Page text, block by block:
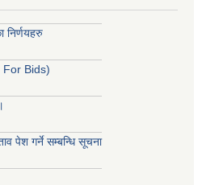
For Bids)
पेश गर्ने सम्बन्धि सूचना